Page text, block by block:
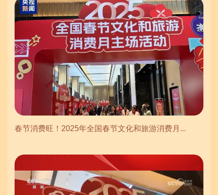
春节消费旺！2025年全国春节文化和旅游消费月...